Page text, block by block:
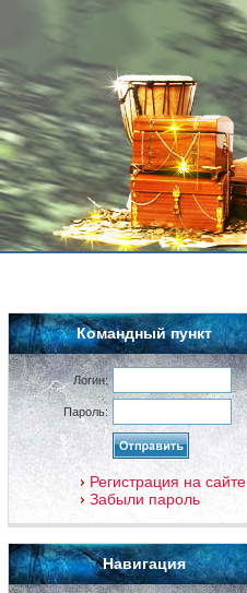
Командный пункт
Логин:
Пароль:
Регистрация на сайте
Забыли пароль
Навигация